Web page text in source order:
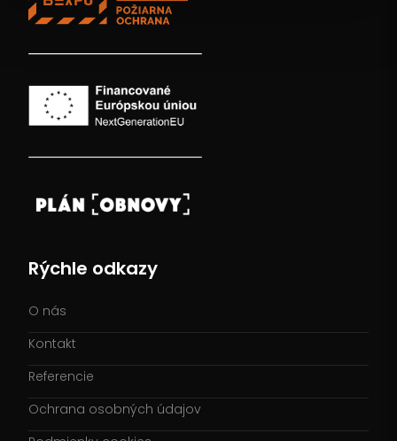
Rýchle odkazy
O nás
Kontakt
Referencie
Ochrana osobných údajov